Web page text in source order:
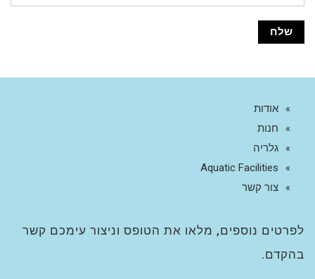
אודות
חנות
גלריה
Aquatic Facilities
צור קשר
לפרטים נוספים, מלאו את הטופס וניצור עימכם קשר
בהקדם.